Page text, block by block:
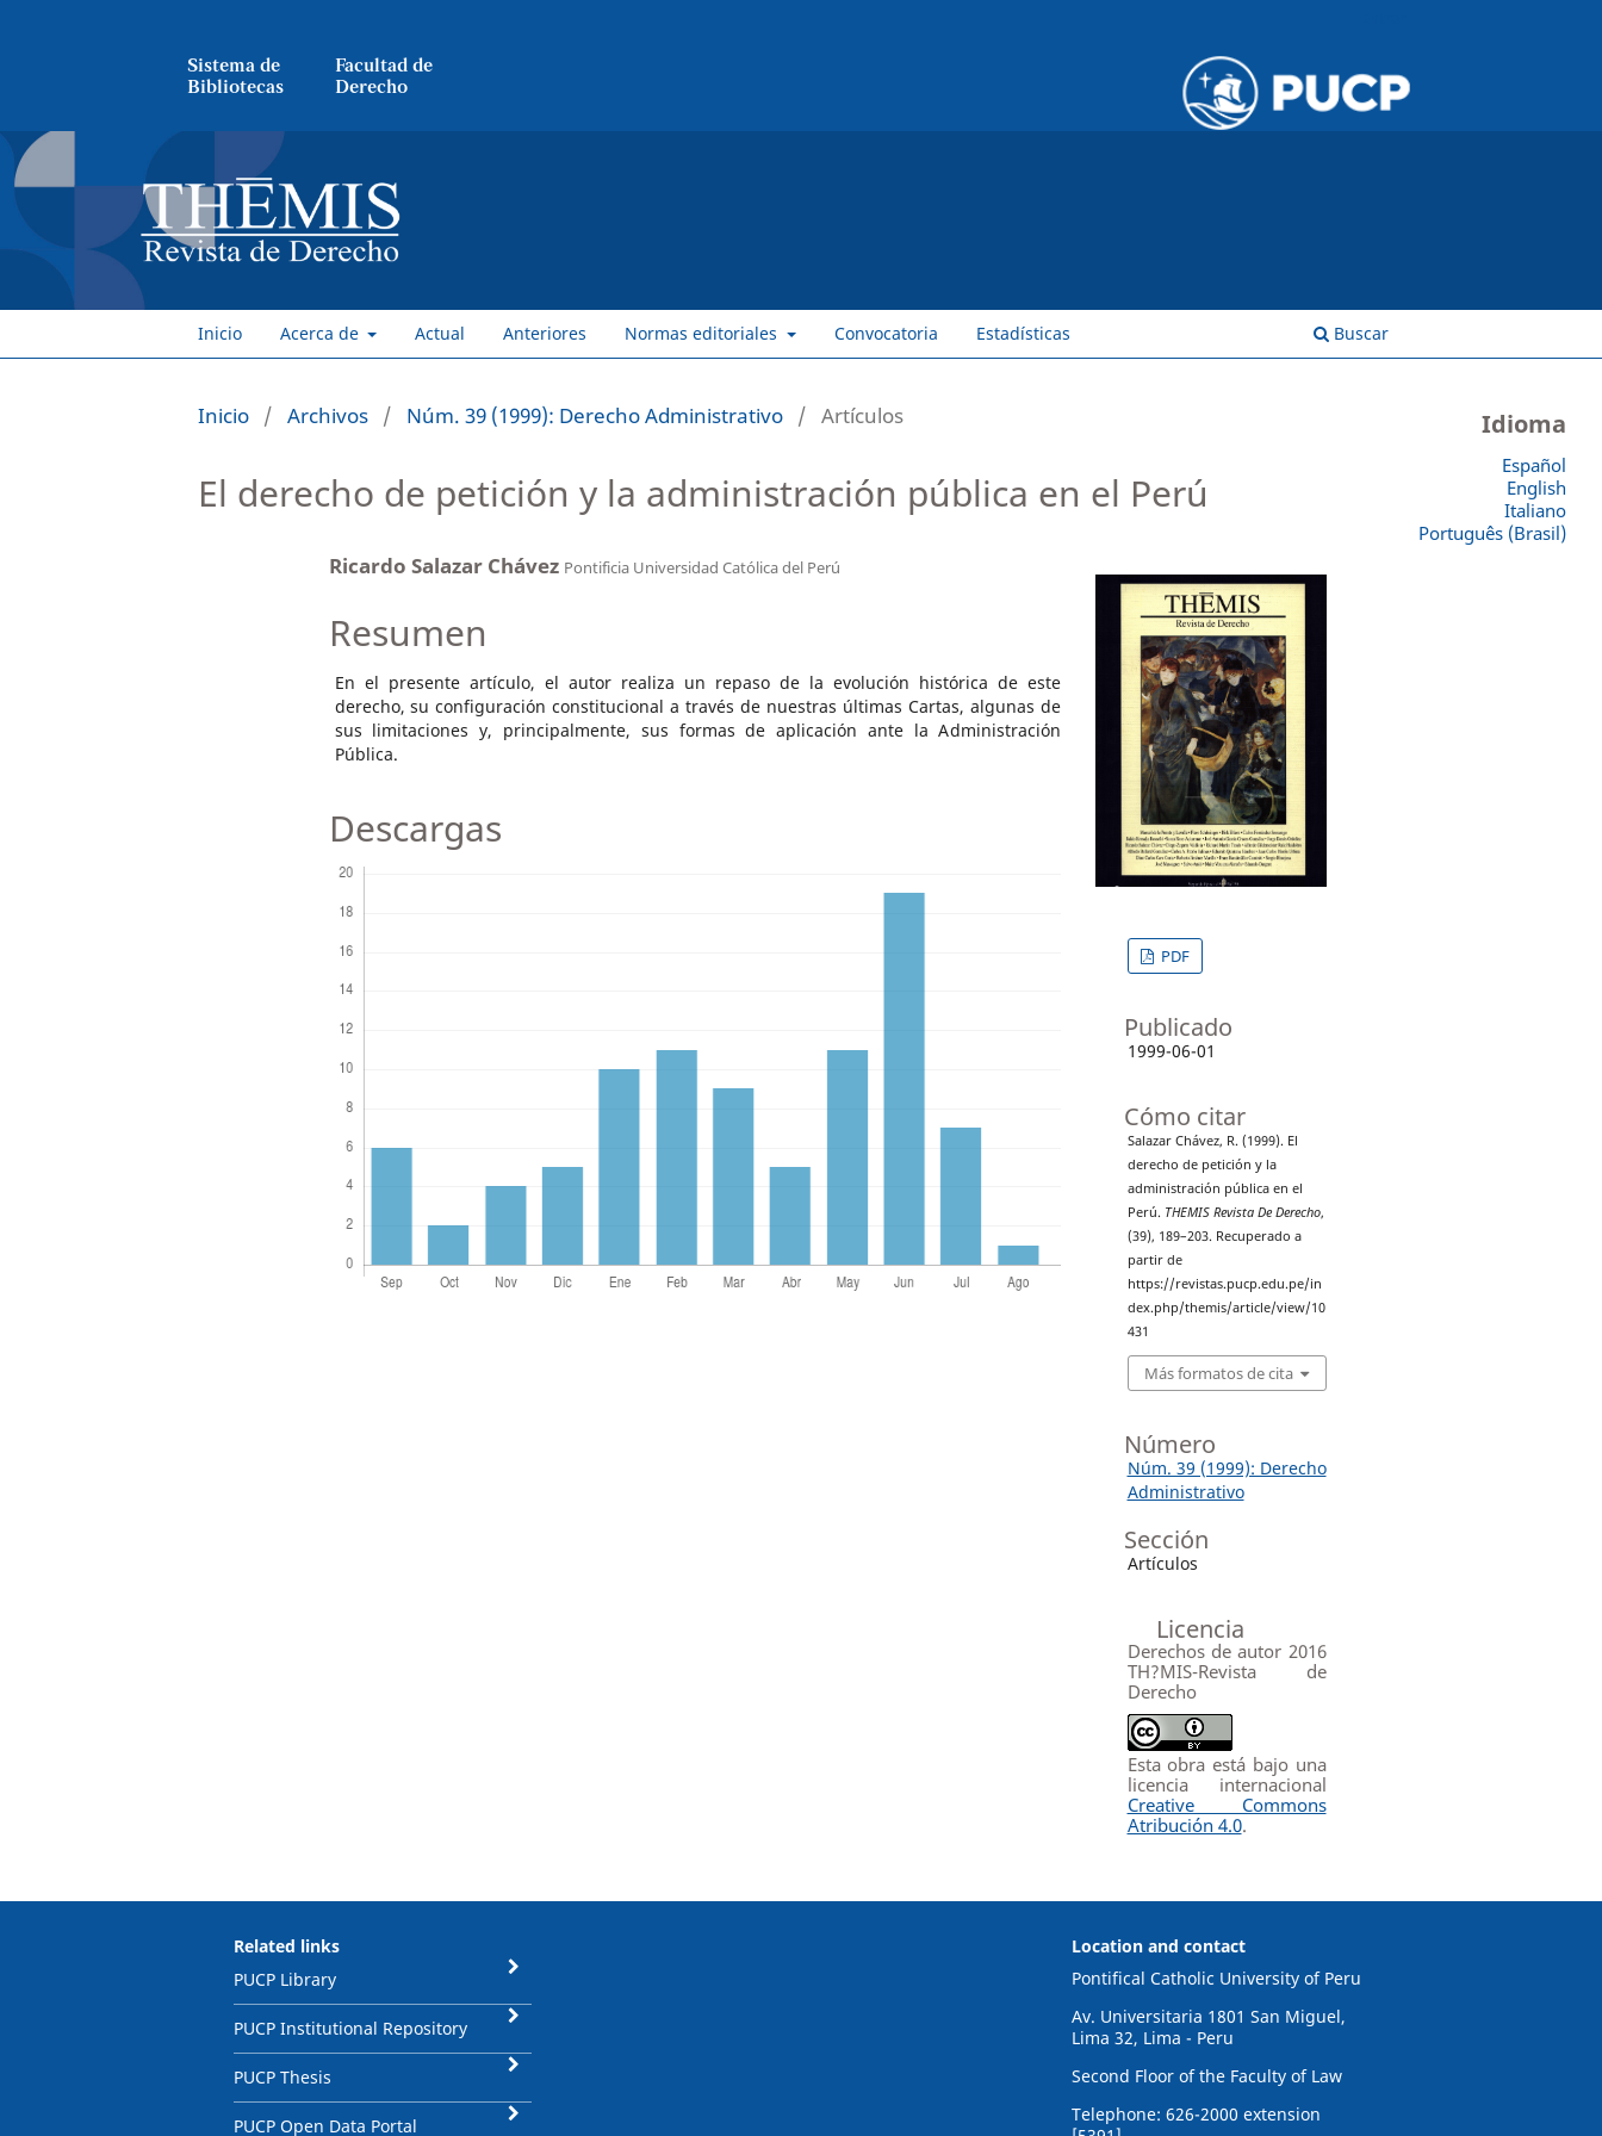
Sistema de
Bibliotecas
Facultad de
Derecho
Inicio Acerca de Actual Anteriores Normas editoriales Convocatoria Estadísticas Buscar
Inicio / Archivos / Núm. 39 (1999): Derecho Administrativo / Artículos
El derecho de petición y la administración pública en el Perú
Ricardo Salazar Chávez Pontificia Universidad Católica del Perú
Resumen
En el presente artículo, el autor realiza un repaso de la evolución histórica de este
derecho, su configuración constitucional a través de nuestras últimas Cartas, algunas de
sus limitaciones y, principalmente, sus formas de aplicación ante la Administración
Pública.
Descargas
PDF
Publicado
1999-06-01
Cómo citar
Salazar Chávez, R. (1999). El
derecho de petición y la
administración pública en el
Perú. THEMIS Revista De Derecho,
(39), 189–203. Recuperado a
partir de
https://revistas.pucp.edu.pe/in
dex.php/themis/article/view/10
431
Más formatos de cita
Número
Núm. 39 (1999): Derecho
Administrativo
Sección
Artículos
Licencia
Derechos de autor 2016
TH?MIS-Revista de
Derecho
Esta obra está bajo una
licencia internacional
Creative Commons
Atribución 4.0.
Idioma
Español
English
Italiano
Português (Brasil)
Related links
PUCP Library
PUCP Institutional Repository
PUCP Thesis
PUCP Open Data Portal
Location and contact
Pontifical Catholic University of Peru
Av. Universitaria 1801 San Miguel,
Lima 32, Lima - Peru
Second Floor of the Faculty of Law
Telephone: 626-2000 extension